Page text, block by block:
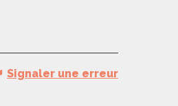
Signaler une erreur